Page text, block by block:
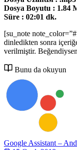
Dosya Boyutu : 1.84
Süre : 02:01 dk.
[su_note
dinledikten sonra içeriğe
verilmiştir.
Bunu da okuyun
Google Assistant –